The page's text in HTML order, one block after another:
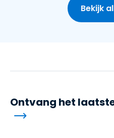
Bekijk
Ontvang het